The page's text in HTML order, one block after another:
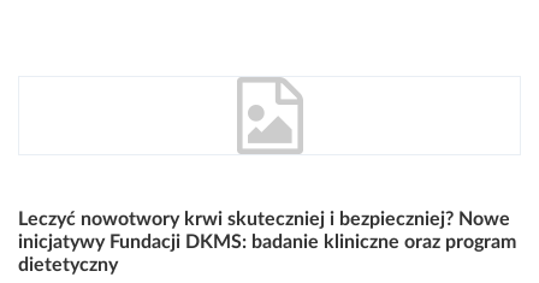
Leczyć nowotwory krwi skuteczniej i bezpieczniej? Nowe
inicjatywy Fundacji DKMS: badanie kliniczne oraz program
dietetyczny